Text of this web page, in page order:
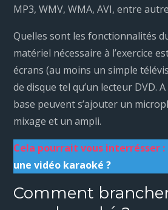
MP3, WMV, WMA, AVI, entre
Quelles sont les fonctionnalités
matériel nécessaire à l’exercice
écrans (au moins un simple
de disque tel qu’un lecteur DVD.
base peuvent s’ajouter un
mixage et un ampli.
Cela pourrait vous interrésser :
une vidéo karaoké ?
Comment